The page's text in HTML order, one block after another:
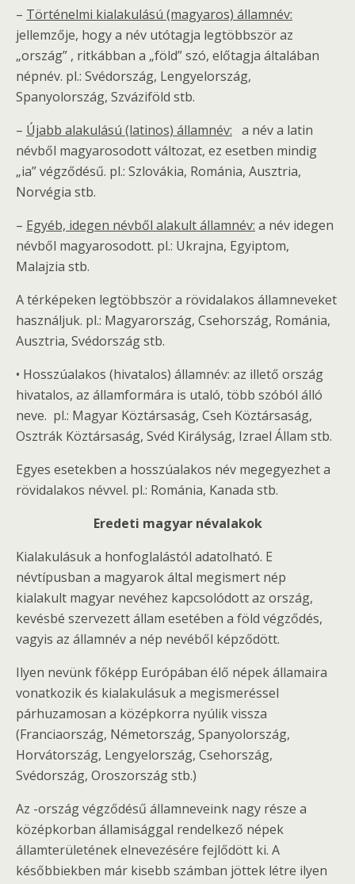
– Történelmi kialakulású (magyaros) államnév:
jellemzője, hogy a név utótagja legtöbbször az
„ország” , ritkábban a „föld” szó, előtagja általában
népnév. pl.: Svédország, Lengyelország,
Spanyolország, Szváziföld stb.
– Újabb alakulású (latinos) államnév: a név a latin
névből magyarosodott változat, ez esetben mindig
„ia” végződésű. pl.: Szlovákia, Románia, Ausztria,
Norvégia stb.
– Egyéb, idegen névből alakult államnév: a név idegen
névből magyarosodott. pl.: Ukrajna, Egyiptom,
Malajzia stb.
A térképeken legtöbbször a rövidalakos államneveket
használjuk. pl.: Magyarország, Csehország, Románia,
Ausztria, Svédország stb.
• Hosszúalakos (hivatalos) államnév: az illető ország
hivatalos, az államformára is utaló, több szóból álló
neve. pl.: Magyar Köztársaság, Cseh Köztársaság,
Osztrák Köztársaság, Svéd Királyság, Izrael Állam stb.
Egyes esetekben a hosszúalakos név megegyezhet a
rövidalakos névvel. pl.: Románia, Kanada stb.
Eredeti magyar névalakok
Kialakulásuk a honfoglalástól adatolható. E
névtípusban a magyarok által megismert nép
kialakult magyar nevéhez kapcsolódott az ország,
kevésbé szervezett állam esetében a föld végződés,
vagyis az államnév a nép nevéből képződött.
Ilyen nevünk főképp Európában élő népek államaira
vonatkozik és kialakulásuk a megismeréssel
párhuzamosan a középkorra nyúlik vissza
(Franciaország, Németország, Spanyolország,
Horvátország, Lengyelország, Csehország,
Svédország, Oroszország stb.)
Az -ország végződésű államneveink nagy része a
középkorban államisággal rendelkező népek
államterületének elnevezésére fejlődött ki. A
későbbiekben már kisebb számban jöttek létre ilyen